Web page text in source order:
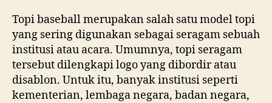
WA
0812
8969
2251
Topi baseball merupakan salah satu model topi
yang sering digunakan sebagai seragam sebuah
institusi atau acara. Umumnya, topi seragam
tersebut dilengkapi logo yang dibordir atau
disablon. Untuk itu, banyak institusi seperti
kementerian, lembaga negara, badan negara,